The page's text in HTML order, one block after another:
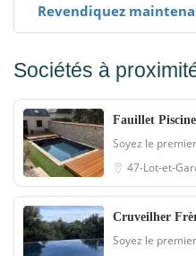
Revendiquez
Sociétés à
Fauillet
Soyez le
47-Lot-et-
Cruveilher
Soyez le